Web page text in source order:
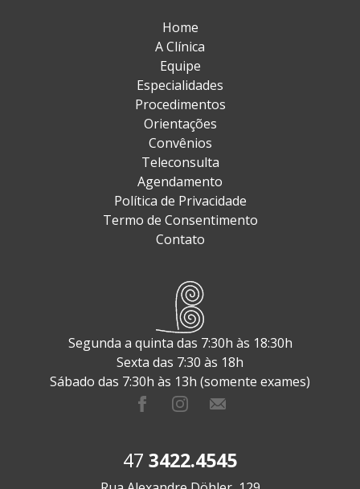
Home
A Clínica
Equipe
Especialidades
Procedimentos
Orientações
Convênios
Teleconsulta
Agendamento
Política de Privacidade
Termo de Consentimento
Contato
Segunda a quinta das 7:30h às 18:30h
Sexta das 7:30 às 18h
Sábado das 7:30h às 13h (somente exames)
47 3422.4545